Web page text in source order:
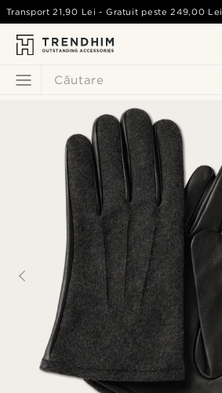
Căutare
Transport 21,90 Lei - Gratuit peste249,00 Lei